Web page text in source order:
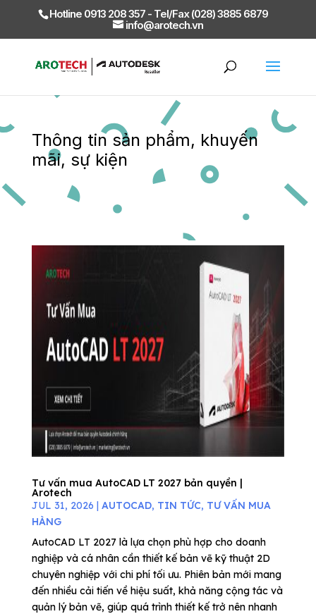
Hotline 0913 208 357 - Tel/Fax (028) 3885 6879
info@arotech.vn
Thông tin sản phẩm, khuyến
mãi, sự kiện
Tư vấn mua AutoCAD LT 2027 bản quyền |
Arotech
JUL 31, 2026 | AUTOCAD, TIN TỨC, TƯ VẤN MUA
HÀNG
AutoCAD LT 2027 là lựa chọn phù hợp cho doanh
nghiệp và cá nhân cần thiết kế bản vẽ kỹ thuật 2D
chuyên nghiệp với chi phí tối ưu. Phiên bản mới mang
đến nhiều cải tiến về hiệu suất, khả năng cộng tác và
quản lý bản vẽ, giúp quá trình thiết kế trở nên nhanh